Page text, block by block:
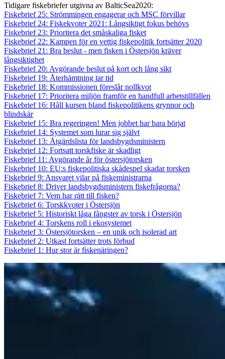
Tidigare fiskebriefer utgivna av BalticSea2020:
Fiskebrief 25: Strömmingen engagerar och MSC förvillar
Fiskebrief 24: Fiskekvoter 2021: Långsiktigt fokus behövs
Fiskebrief 23: Prioritera det småskaliga fisket
Fiskebrief 22: Kampen för en vettig fiskepolitik fortsätter 2020
Fiskebrief 21: Bra beslut - men fisken i Östersjön kräver
långsiktighet
Fiskebrief 20: Avgörande beslut på kort och lång sikt
Fiskebrief 19: Återhämtning tar tid
Fiskebrief 18: Kommissionen föreslår nollkvot
Fiskebrief 17: Prioritera miljön framför en handfull arbetstillfällen
Fiskebrief 16: Håll kursen bland fiskepolitikens grynnor och
blindskär
Fiskebrief 15: Bra regeringen! Men jobbet har bara börjat
Fiskebrief 14: Systemet som lurar sig självt
Fiskebrief 13: Åtgärdslista för landsbygdsministern
Fiskebrief 12: Fortsatt torskfiske är skadligt
Fiskebrief 11: Avgörande år för östersjötorsken
Fiskebrief 10: EU:s fiskepolitiska skådespel skadar torsken
Fiskebrief 9: Ansvaret vilar på fiskeministrarna
Fiskebrief 8: Driver landsbygdsministern fiskefrågorna?
Fiskebrief 7: Vem har rätt till fisken?
Fiskebrief 6: Torskkvoter i Östersjön
Fiskebrief 5: Historiskt låga fångster av torsk i Östersjön
Fiskebrief 4: Torskens roll i ekosystemet
Fiskebrief 3: Östersjötorsken – en unik och isolerad art
Fiskebrief 2: Utkast fortsätter trots förbud
Fiskebrief 1: Hur stor är fiskenäringen?